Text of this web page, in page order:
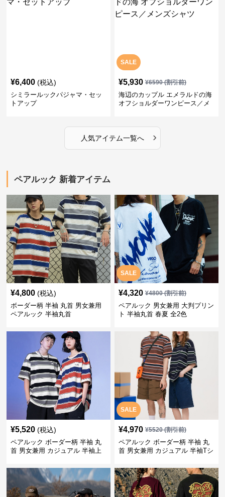
¥6,400 (税込)
シミラールックパジャマ・セッ
トアップ
SALE
¥5,930 ¥6590(割引前)
海辺のカップル エメラルドの海
オフショルダーワンピース／メ
人気アイテム一覧へ ›
ペアルック 新着アイテム
¥4,800 (税込)
ボーダー柄 半袖 丸首 男女兼用
ペアルック 半袖丸首
SALE
¥4,320 ¥4800(割引前)
ペアルック 男女兼用 大判プリン
ト 半袖丸首 春夏 全2色
¥5,520 (税込)
ペアルック ボーダー柄 半袖 丸
首 男女兼用 カジュアル 半袖上
SALE
¥4,970 ¥5520(割引前)
ペアルック ボーダー柄 半袖 丸
首 男女兼用 カジュアル 半袖Tシ